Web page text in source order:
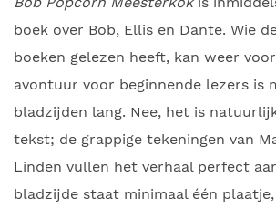
boek over Bob, Ellis en Dante. Wie
boeken gelezen heeft, kan weer
avontuur voor beginnende lezers is
bladzijden lang. Nee, het is
tekst; de grappige tekeningen van
Linden vullen het verhaal perfect
bladzijde staat minimaal één